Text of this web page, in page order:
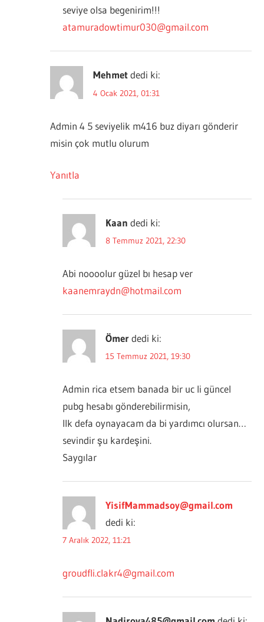
seviye olsa begenirim!!!
atamuradowtimur030@gmail.com
Mehmetdedi ki:
4 Ocak 2021, 01:31
Admin 4 5 seviyelik m416 buz diyarı gönderir
misin çok mutlu olurum
Yanıtla
Kaan dedi ki:
8 Temmuz 2021, 22:30
Abi noooolur güzel bı hesap ver
kaanemraydn@hotmail.com
Ömer dedi ki:
15 Temmuz 2021, 19:30
Admin rica etsem banada bir uc li güncel
pubg hesabı gönderebilirmisin,
Ilk defa oynayacam da bi yardımcı olursan…
sevindir şu kardeşini.
Saygılar
YisifMammadsoy@gmail.com
dedi ki:
7 Aralık 2022, 11:21
groudfli.clakr4@gmail.com